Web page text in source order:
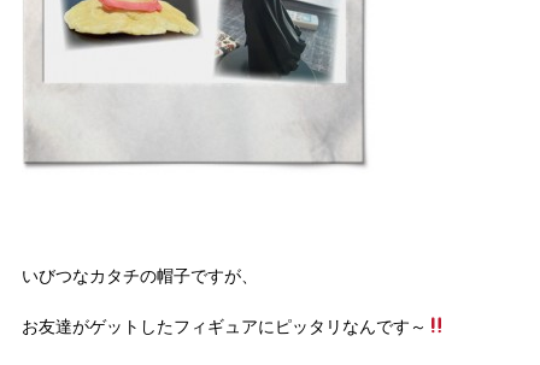
いびつなカタチの帽子ですが、
お友達がゲットしたフィギュアにピッタリなんです～